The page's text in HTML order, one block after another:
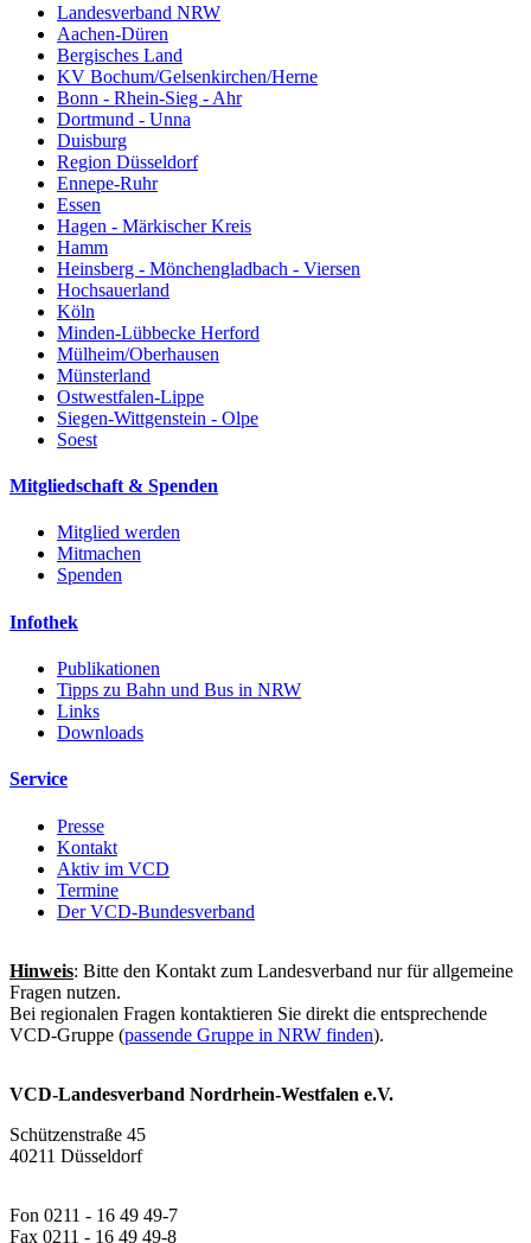
Landesverband NRW
Aachen-Düren
Bergisches Land
KV Bochum/Gelsenkirchen/Herne
Bonn - Rhein-Sieg - Ahr
Dortmund - Unna
Duisburg
Region Düsseldorf
Ennepe-Ruhr
Essen
Hagen - Märkischer Kreis
Hamm
Heinsberg - Mönchengladbach - Viersen
Hochsauerland
Köln
Minden-Lübbecke Herford
Mülheim/Oberhausen
Münsterland
Ostwestfalen-Lippe
Siegen-Wittgenstein - Olpe
Soest
Mitgliedschaft & Spenden
Mitglied werden
Mitmachen
Spenden
Infothek
Publikationen
Tipps zu Bahn und Bus in NRW
Links
Downloads
Service
Presse
Kontakt
Aktiv im VCD
Termine
Der VCD-Bundesverband
Hinweis: Bitte den Kontakt zum Landesverband nur für allgemeine
Fragen nutzen.
Bei regionalen Fragen kontaktieren Sie direkt die entsprechende
VCD-Gruppe (passende Gruppe in NRW finden).
VCD-Landesverband Nordrhein-Westfalen e.V.
Schützenstraße 45
40211 Düsseldorf
Fon 0211 - 16 49 49-7
Fax 0211 - 16 49 49-8